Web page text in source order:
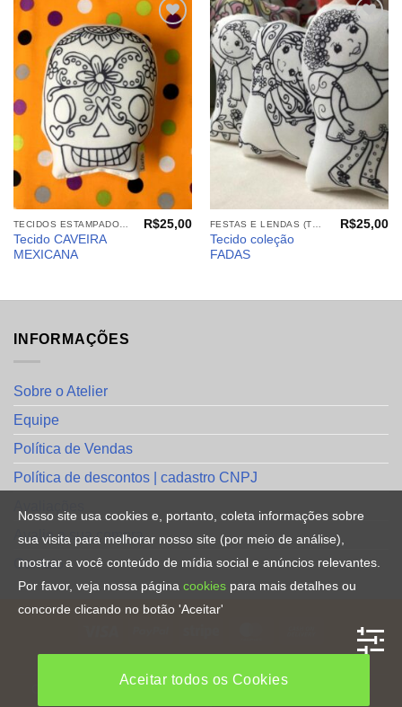
Adicionar
aos
meus
desejos
Tecido CAVEIRA
MEXICANA
R$25,00
Adicionar
aos
meus
desejos
Tecido coleção
FADAS
R$25,00
INFORMAÇÕES
Sobre o Atelier
Equipe
Política de Vendas
Política de descontos | cadastro CNPJ
Avalie a sua compra
Contato
Copyright [2023] ©Direitos Reservados. By
Nosso site usa cookies e, portanto, coleta informações sobre
sua visita para melhorar nosso site (por meio de análise),
mostrar a você conteúdo de mídia social e anúncios relevantes.
Por favor, veja nossa página cookies para mais detalhes ou
concorde clicando no botão 'Aceitar'
Aceitar todos os Cookies